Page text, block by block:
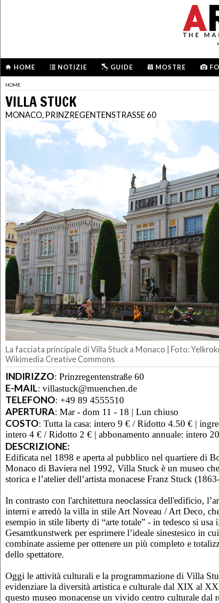
HOME NOTIZIE GUIDE MOSTRE
HOME
VILLA STUCK
MONACO, PRINZREGENTENSTRASSE 60
La facciata principale di Villa Stuck a Monaco | Foto:
Wikimedia Creative Commons
INDIRIZZO: Prinzregentenstraße 60
E-MAIL: villastuck@muenchen.de
TELEFONO: +49 89 4555510
APERTURA: Mar - dom 11 - 18 | Lun chiuso
COSTO: Tutta la casa: intero 9 € / Ridotto 4.50 € |
intero 4 € / Ridotto 2 € | abbonamento annuale: intero
DESCRIZIONE:
Edificata nel 1898 e aperta al pubblico nel quartiere di
Monaco di Baviera nel 1992, Villa Stuck è un museo
storica e l’atelier dell’artista monacese Franz Stuck
In contrasto con l'architettura neoclassica dell'edificio,
interni e arredò la villa in stile Art Noveau / Art Deco,
esempio in stile liberty di “arte totale” - in tedesco si usa
Gesamtkunstwerk per esprimere l’ideale sinestesico in
combinate assieme per ottenere un più completo e
dello spettatore.
Oggi le attività culturali e la programmazione di Villa
evidenziare la diversità artistica e culturale dal XIX al
questo museo monacense un vivido centro culturale dal